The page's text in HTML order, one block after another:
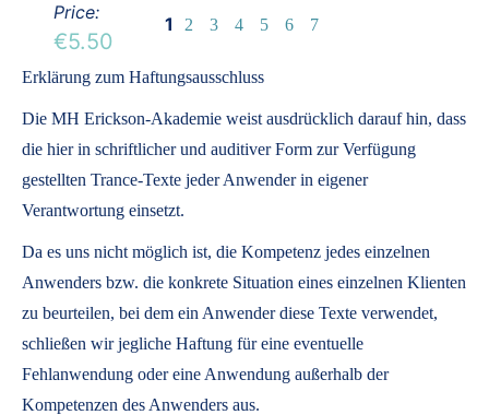
Price:
€5.50
1 2 3 4 5 6 7
Erklärung zum Haftungsausschluss
Die MH Erickson-Akademie weist ausdrücklich darauf hin, dass
die hier in schriftlicher und auditiver Form zur Verfügung
gestellten Trance-Texte jeder Anwender in eigener
Verantwortung einsetzt.
Da es uns nicht möglich ist, die Kompetenz jedes einzelnen
Anwenders bzw. die konkrete Situation eines einzelnen Klienten
zu beurteilen, bei dem ein Anwender diese Texte verwendet,
schließen wir jegliche Haftung für eine eventuelle
Fehlanwendung oder eine Anwendung außerhalb der
Kompetenzen des Anwenders aus.